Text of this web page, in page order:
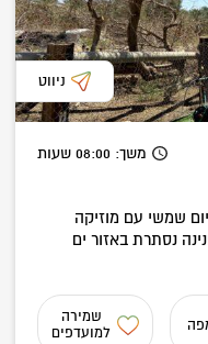
ניווט
משך: 08:00 שעות
שמשי עם מוזיקה
נסתרת באזור ים
שמירה
למועדפים